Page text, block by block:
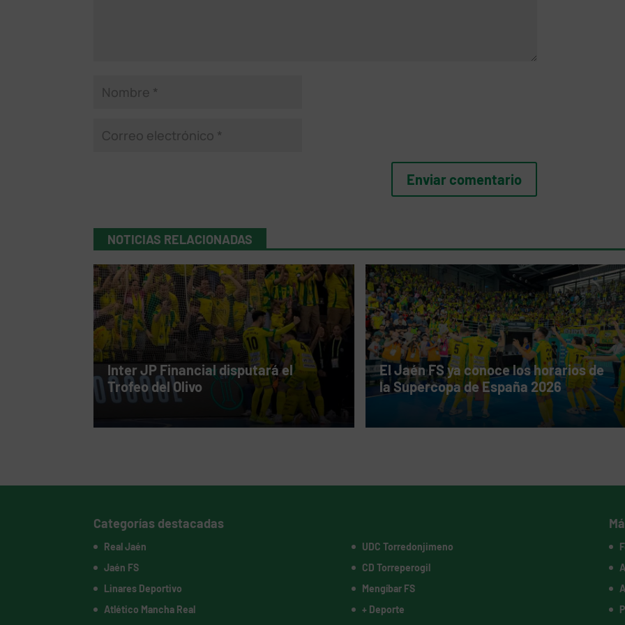
NOTICIAS RELACIONADAS
Inter JP Financial disputará el
Trofeo del Olivo
El Jaén FS ya conoce los horarios de
la Supercopa de España 2026
Categorías destacadas
Real Jaén
Jaén FS
Linares Deportivo
Atlético Mancha Real
UDC Torredonjimeno
CD Torreperogil
Mengíbar FS
+ Deporte